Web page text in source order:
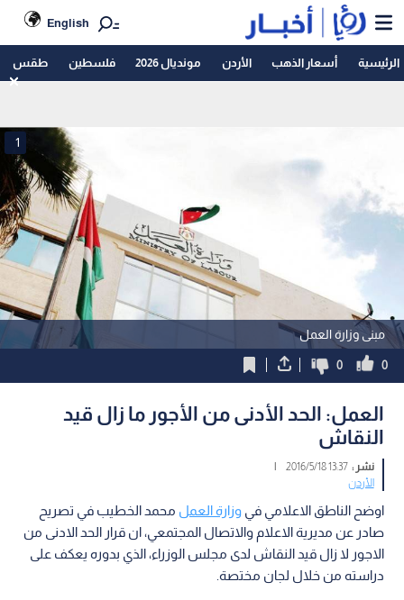
English
الرئيسية أسعار الذهب الأردن مونديال 2026 فلسطين طقس
مبنى وزارة العمل
1
0
0
العمل: الحد الأدنى من الأجور ما زال قيد
النقاش
نشر :13:37 2016/5/18
|
الأردن
اوضح الناطق الاعلامي فيوزارة العمل محمد الخطيب في تصريح
صادر عن مديرية الاعلام والاتصال المجتمعي، ان قرار الحد الادنى من
الاجور لا زال قيد النقاش لدى مجلس الوزراء، الذي بدوره يعكف على
دراسته من خلال لجان مختصة.